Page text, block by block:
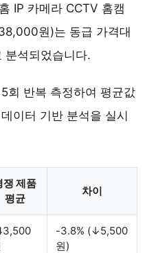
IP 카메라 CCTV 홈캠
원)는 동급 가격대
분석되었습니다.
회 반복 측정하여 평균값
이터 기반 분석을 실시
쟁 제품
평균
차이
-3.8% (↓5,500
원)